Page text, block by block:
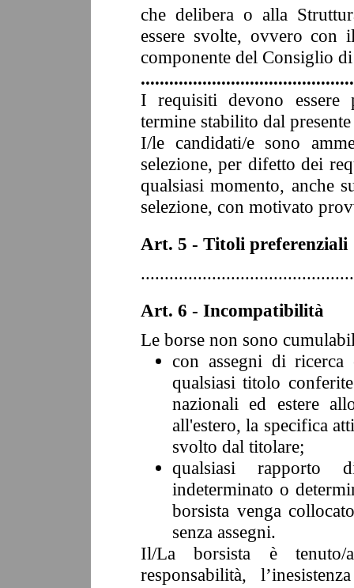
che delibera o alla
essere svolte, ovvero con
componente del Consiglio
I requisiti devono essere
termine stabilito dal
I/le candidati/e sono
selezione, per difetto dei
qualsiasi momento, anche
selezione, con motivato
Art. 5 - Titoli preferenziali
Art. 6 - Incompatibilità
Le borse non sono
con assegni di
qualsiasi titolo
nazionali ed estere
all'estero, la specifica
svolto dal titolare;
qualsiasi rapporto
indeterminato o
borsista venga
senza assegni.
Il/La borsista è
responsabilità,